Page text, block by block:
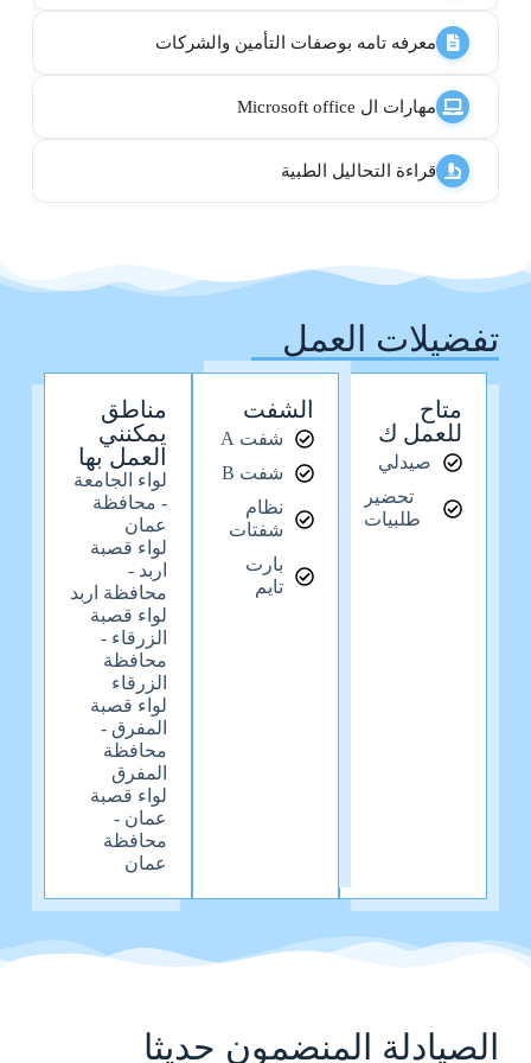
معرفه تامه بوصفات التأمين والشركات
مهارات ال Microsoft office
قراءة التحاليل الطبية
تفضيلات العمل
متاح
للعمل ك
صيدلي
تحضير
طلبيات
الشفت
شفت A
شفت B
نظام
شفتات
بارت
تايم
مناطق
يمكنني
العمل بها
لواء الجامعة
- محافظة
عمان
لواء قصبة
اربد -
محافظة اربد
لواء قصبة
الزرقاء -
محافظة
الزرقاء
لواء قصبة
المفرق -
محافظة
المفرق
لواء قصبة
عمان -
محافظة
عمان
الصيادلة المنضمون حديثا